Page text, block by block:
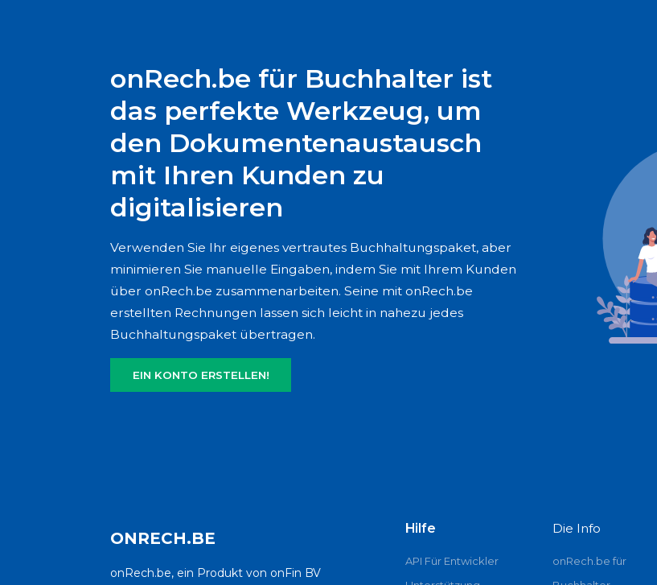
onRech.be für Buchhalter ist
das perfekte Werkzeug, um
den Dokumentenaustausch
mit Ihren Kunden zu
digitalisieren
Verwenden Sie Ihr eigenes vertrautes Buchhaltungspaket, aber
minimieren Sie manuelle Eingaben, indem Sie mit Ihrem Kunden
über onRech.be zusammenarbeiten. Seine mit onRech.be
erstellten Rechnungen lassen sich leicht in nahezu jedes
Buchhaltungspaket übertragen.
EIN KONTO ERSTELLEN!
ONRECH.BE
onRech.be, ein Produkt von onFin BV
Hilfe
API Für Entwickler
Die Info
onRech.be für